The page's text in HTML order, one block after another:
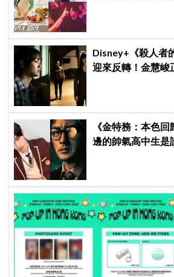
Disney+《殺人者
迎來反轉！金慧峻
《金特務：本色
邊的帥氣高中生是